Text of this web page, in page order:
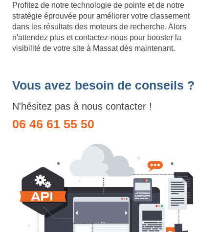
Profitez de notre technologie de pointe et de notre
stratégie éprouvée pour améliorer votre classement
dans les résultats des moteurs de recherche. Alors
n'attendez plus et contactez-nous pour booster la
visibilité de votre site à Massat dès maintenant.
Vous avez besoin de conseils ?
N'hésitez pas à nous contacter !
06 46 61 55 50